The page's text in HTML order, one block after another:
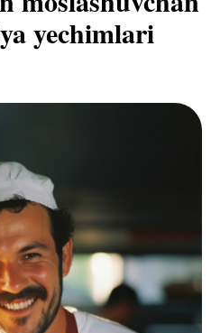
yechimlari